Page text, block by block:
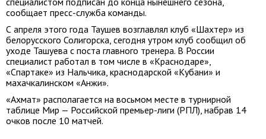
сообщает пресс-служба команды.
С апреля этого года Таушев возглавлял клуб «Шахтер» из
белорусского Солигорска, сегодня утром клуб сообщил об
уходе Ташуева с поста главного тренера. В России
специалист работал в том числе в «Краснодаре»,
«Спартаке» из Нальчика, краснодарской «Кубани» и
махачкалинском «Анжи».
«Ахмат» располагается на восьмом месте в турнирной
таблице Мир — Российской премьер-лиги (РПЛ), набрав 14
очков после 10 матчей.